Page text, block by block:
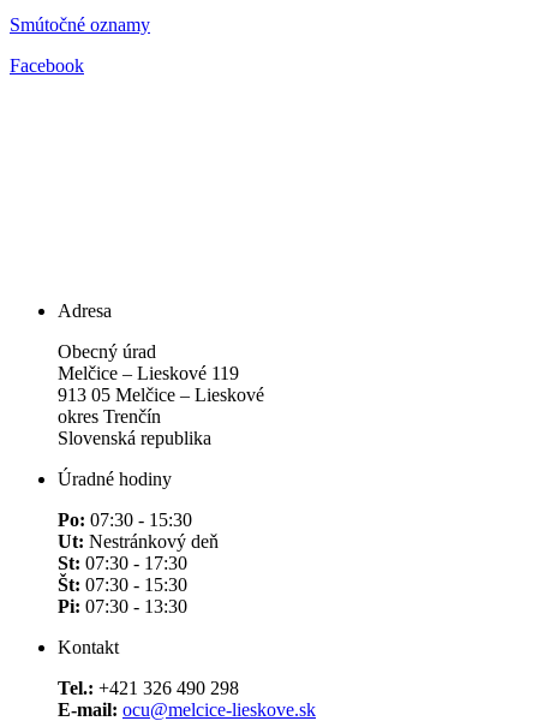
Smútočné oznamy
Facebook
Adresa
Obecný úrad
Melčice – Lieskové 119
913 05 Melčice – Lieskové
okres Trenčín
Slovenská republika
Úradné hodiny
Po: 07:30 - 15:30
Ut: Nestránkový deň
St: 07:30 - 17:30
Št: 07:30 - 15:30
Pi: 07:30 - 13:30
Kontakt
Tel.: +421 326 490 298
E-mail: ocu@melcice-lieskove.sk